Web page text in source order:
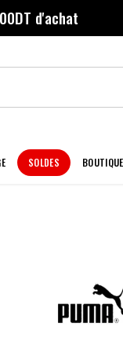
d'achat
SOLDES